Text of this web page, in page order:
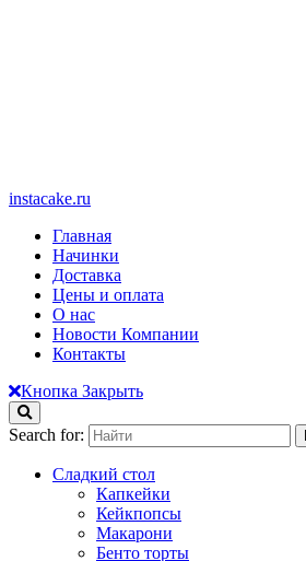
instacake.ru
Главная
Начинки
Доставка
Цены и оплата
О нас
Новости Компании
Контакты
Кнопка Закрыть
Search for:
Сладкий стол
Капкейки
Кейкпопсы
Макарони
Бенто торты